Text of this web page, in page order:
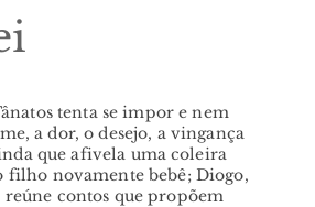
tenta se impor e nem
a dor, o desejo, a vingança
que afivela uma coleira
filho novamente bebê; Diogo,
reúne contos que propõem